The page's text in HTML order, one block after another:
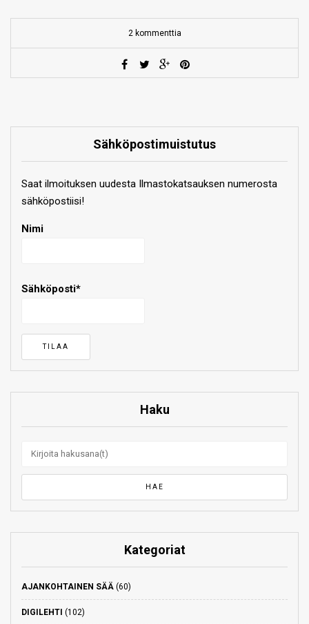
2 kommenttia
Sähköpostimuistutus
Saat ilmoituksen uudesta Ilmastokatsauksen numerosta
sähköpostiisi!
Nimi
Sähköposti*
Haku
Kategoriat
AJANKOHTAINEN SÄÄ (60)
DIGILEHTI (102)